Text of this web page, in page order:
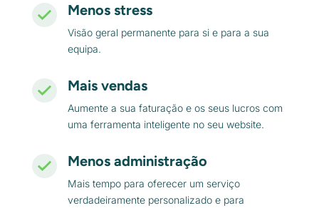
Menos stress
Visão geral permanente para si e para a sua
equipa.
Mais vendas
Aumente a sua faturação e os seus lucros com
uma ferramenta inteligente no seu website.
Menos administração
Mais tempo para oferecer um serviço
verdadeiramente personalizado e para